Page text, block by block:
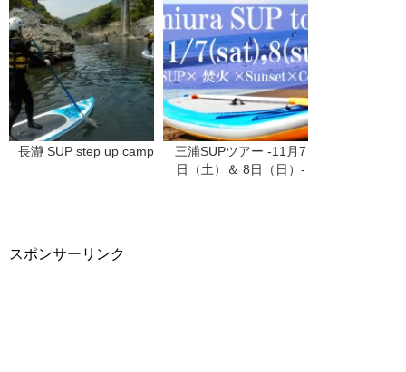
長瀞 SUP step up camp
三浦SUPツアー -11月7
日（土）＆ 8日（日）-
スポンサーリンク